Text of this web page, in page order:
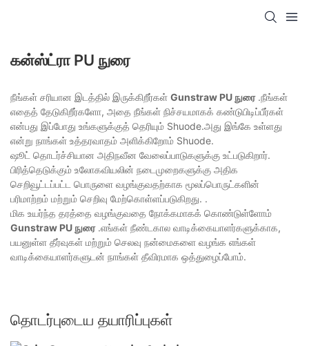
கன்ஸ்ட்ரா PU நுரை
நீங்கள் சரியான இடத்தில் இருக்கிறீர்கள் Gunstraw PU நுரை.நீங்கள்
எதைத் தேடுகிறீர்களோ, அதை நீங்கள் நிச்சயமாகக் கண்டுபிடிப்பீர்கள்
என்பது இப்போது உங்களுக்குத் தெரியும் Shuode.அது இங்கே உள்ளது
என்று நாங்கள் உத்தரவாதம் அளிக்கிறோம் Shuode.
ஷூட் தொடர்ச்சியான அதிநவீன வேலைப்பாடுகளுக்கு உட்படுகிறார்.
பிரித்தெடுக்கும் உலோகவியலின் நடைமுறைகளுக்கு அதிக
செறிவூட்டப்பட்ட பொருளை வழங்குவதற்காக மூலப்பொருட்களின்
பரிமாற்றம் மற்றும் செறிவு மேற்கொள்ளப்படுகிறது. .
மிக உயர்ந்த தரத்தை வழங்குவதை நோக்கமாகக் கொண்டுள்ளோம்
Gunstraw PU நுரை.எங்கள் நீண்டகால வாடிக்கையாளர்களுக்காக,
பயனுள்ள தீர்வுகள் மற்றும் செலவு நன்மைகளை வழங்க எங்கள்
வாடிக்கையாளர்களுடன் நாங்கள் தீவிரமாக ஒத்துழைப்போம்.
தொடர்புடைய தயாரிப்புகள்